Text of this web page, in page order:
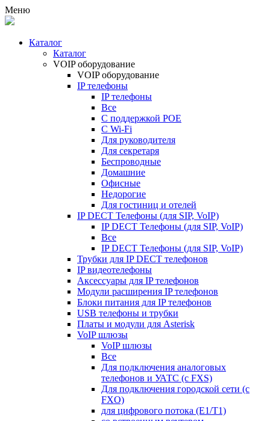
Меню
Каталог
Каталог
VOIP оборудование
VOIP оборудование
IP телефоны
IP телефоны
Все
С поддержкой POE
C Wi-Fi
Для руководителя
Для секретаря
Беспроводные
Домашние
Офисные
Недорогие
Для гостиниц и отелей
IP DECT Телефоны (для SIP, VoIP)
IP DECT Телефоны (для SIP, VoIP)
Все
IP DECT Телефоны (для SIP, VoIP)
Трубки для IP DECT телефонов
IP видеотелефоны
Аксессуары для IP телефонов
Модули расширения IP телефонов
Блоки питания для IP телефонов
USB телефоны и трубки
Платы и модули для Asterisk
VoIP шлюзы
VoIP шлюзы
Все
Для подключения аналоговых
телефонов и УАТС (с FXS)
Для подключения городской сети (с
FXO)
для цифрового потока (E1/T1)